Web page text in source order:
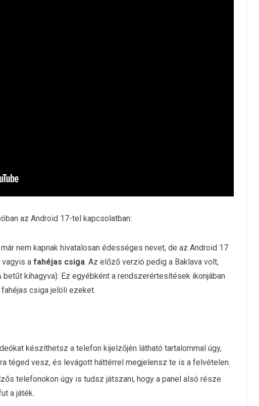
az Android 17-tel kapcsolatban:
nem kapnak hivatalosan édességes nevet, de az Android 17
vagyis a fahéjas csiga. Az előző verzió pedig a Baklava volt,
betűt kihagyva). Ez egyébként a rendszerértesítések ikonjában
csiga jelöli ezeket.
készíthetsz a telefon kijelzőjén látható tartalommal úgy,
téged vesz, és levágott háttérrel megjelensz te is a felvételen.
telefonokon úgy is tudsz játszani, hogy a panel alsó része
a játék.